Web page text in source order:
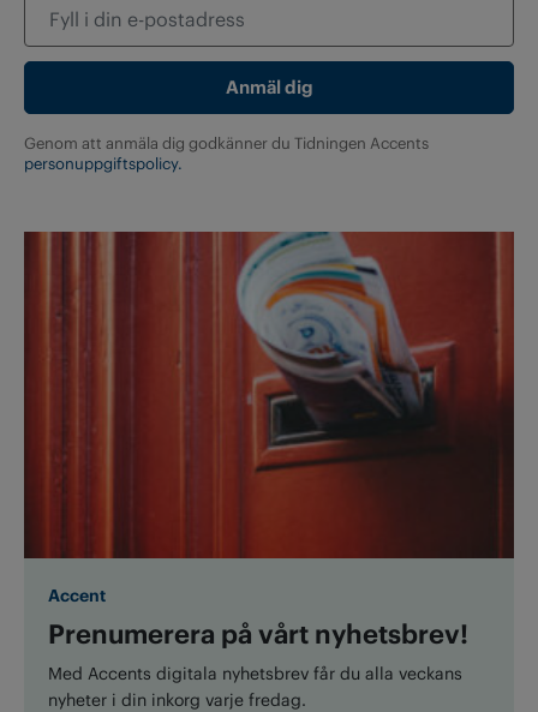
Genom att anmäla dig godkänner du Tidningen Accents
personuppgiftspolicy.
Accent
Prenumerera på vårt nyhetsbrev!
Med Accents digitala nyhetsbrev får du alla veckans
nyheter i din inkorg varje fredag.